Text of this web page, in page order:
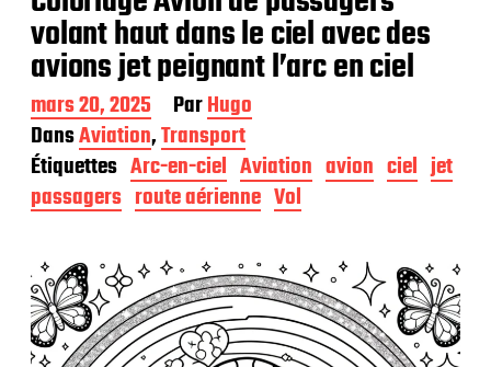
volant haut dans le ciel avec des
avions jet peignant l’arc en ciel
D
a
t
e
d
e
b
l
i
c
mars 20, 2025 ParHugo
DansAviation,Transport
Étiquettes Arc-en-ciel Aviation avion ciel jet
passagers route aérienne Vol